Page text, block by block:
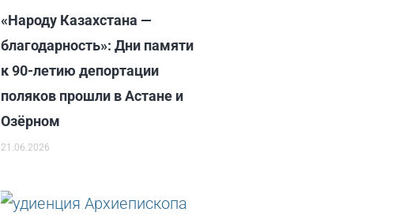
«Народу Казахстана —
благодарность»: Дни памяти
к 90-летию депортации
поляков прошли в Астане и
Озёрном
21.06.2026